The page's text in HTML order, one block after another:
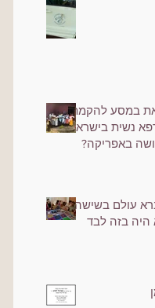
במסע להקמת
נשית בישראל,
באפריקה?
עולם בשישה
היה בזה לבד